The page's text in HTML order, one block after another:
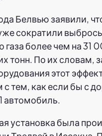
Белвью заявили,
сократили
газа более чем на 31
тонн. По их словам,
этот
тем, как если бы с
автомобиль.
установка была